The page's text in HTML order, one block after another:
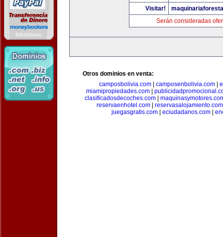
Visitar!
Serán consideradas
Otros dominios en venta:
camposbolivia.com| camposenbolivia.com|
miamipropiedades.com
clasificadosdecoches.com
reservaenhotel.com| reservasalojamiento.com
juegasgratis.com
eciudadanos.com